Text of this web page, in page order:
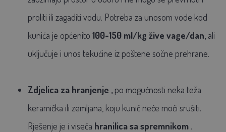
proliti ili zagaditi vodu. Potreba za unosom vode kod
kunića je općenito 100-150 ml/kg žive vage/dan, ali
uključuje i unos tekućine iz poštene sočne prehrane.
Zdjelica za hranjenje , po mogućnosti neka teža
keramička ili zemljana, koju kunić neće moći srušiti.
Rješenje je i viseća hranilica sa spremnikom .